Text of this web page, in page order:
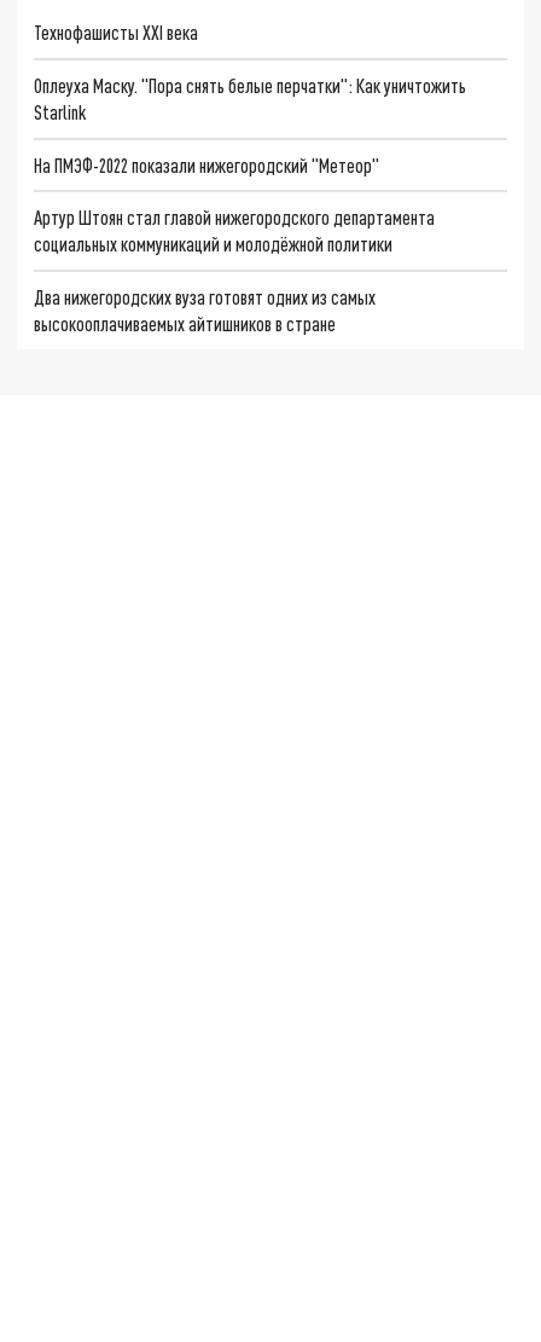
Технофашисты XXI века
Оплеуха Маску. "Пора снять белые перчатки": Как уничтожить
Starlink
На ПМЭФ-2022 показали нижегородский "Метеор"
Артур Штоян стал главой нижегородского департамента
социальных коммуникаций и молодёжной политики
Два нижегородских вуза готовят одних из самых
высокооплачиваемых айтишников в стране